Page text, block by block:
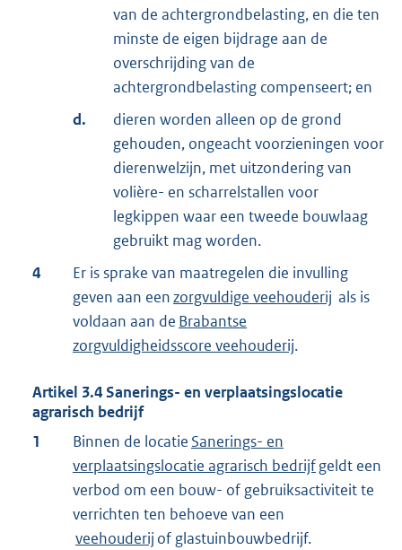
van de achtergrondbelasting, en die ten
minste de eigen bijdrage aan de
overschrijding van de
achtergrondbelasting compenseert; en
d.
dieren worden alleen op de grond
gehouden, ongeacht voorzieningen voor
dierenwelzijn, met uitzondering van
volière- en scharrelstallen voor
legkippen waar een tweede bouwlaag
gebruikt mag worden.
4
Er is sprake van maatregelen die invulling
geven aan eenzorgvuldige veehouderij als is
voldaan aan de Brabantse
zorgvuldigheidsscore veehouderij.
Artikel 3.4Sanerings- en verplaatsingslocatie
agrarisch bedrijf
1
Binnen de locatie Sanerings- en
verplaatsingslocatie agrarisch bedrijfgeldt een
verbod om een bouw- of gebruiksactiviteit te
verrichten ten behoeve van een
veehouderij of glastuinbouwbedrijf.